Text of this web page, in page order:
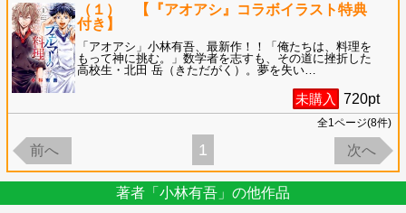
（１） 【『アオアシ』コラボイラスト特典
付き】
「アオアシ」小林有吾、最新作！！「俺たちは、料理を
もって神に挑む。」数学者を志すも、その道に挫折した
高校生・北田 岳（きただがく）。夢を失い
未購入 720pt
全1ページ(8件)
前へ 1 次へ
著者「小林有吾」の他作品